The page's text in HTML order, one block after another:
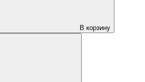
В корзину